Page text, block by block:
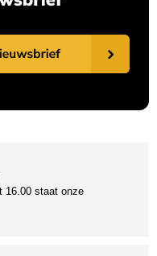
16.00 staat onze